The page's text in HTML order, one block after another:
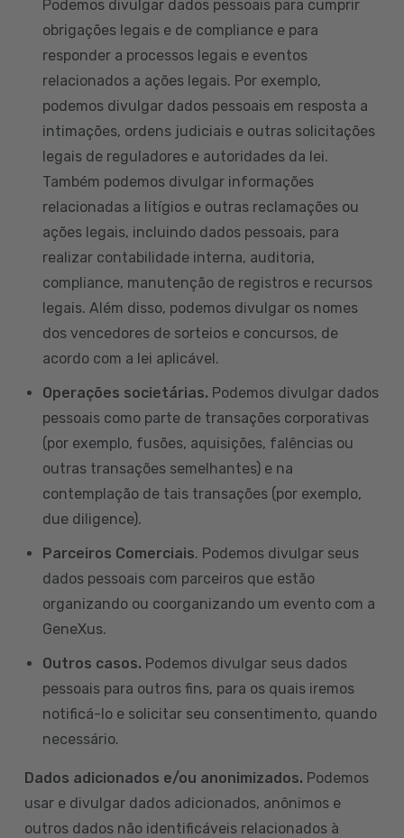
Podemos divulgar dados pessoais para cumprir
obrigações legais e de compliance e para
responder a processos legais e eventos
relacionados a ações legais. Por exemplo,
podemos divulgar dados pessoais em resposta a
intimações, ordens judiciais e outras solicitações
legais de reguladores e autoridades da lei.
Também podemos divulgar informações
relacionadas a litígios e outras reclamações ou
ações legais, incluindo dados pessoais, para
realizar contabilidade interna, auditoria,
compliance, manutenção de registros e recursos
legais. Além disso, podemos divulgar os nomes
dos vencedores de sorteios e concursos, de
acordo com a lei aplicável.
Operações societárias. Podemos divulgar dados
pessoais como parte de transações corporativas
(por exemplo, fusões, aquisições, falências ou
outras transações semelhantes) e na
contemplação de tais transações (por exemplo,
due diligence).
Parceiros Comerciais. Podemos divulgar seus
dados pessoais com parceiros que estão
organizando ou coorganizando um evento com a
GeneXus.
Outros casos. Podemos divulgar seus dados
pessoais para outros fins, para os quais iremos
notificá-lo e solicitar seu consentimento, quando
necessário.
Dados adicionados e/ou anonimizados. Podemos
usar e divulgar dados adicionados, anônimos e
outros dados não identificáveis relacionados à